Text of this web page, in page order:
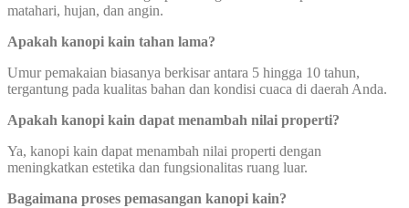
matahari, hujan, dan angin.
Apakah kanopi kain tahan lama?
Umur pemakaian biasanya berkisar antara 5 hingga 10 tahun,
tergantung pada kualitas bahan dan kondisi cuaca di daerah Anda.
Apakah kanopi kain dapat menambah nilai properti?
Ya, kanopi kain dapat menambah nilai properti dengan
meningkatkan estetika dan fungsionalitas ruang luar.
Bagaimana proses pemasangan kanopi kain?